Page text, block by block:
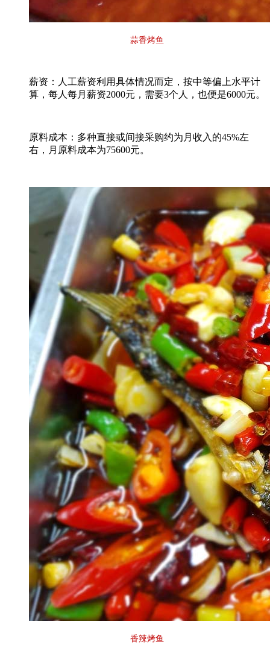
蒜香烤鱼
薪资：人工薪资利用具体情况而定，按中等偏上水平计
算，每人每月薪资2000元，需要3个人，也便是6000元。
原料成本：多种直接或间接采购约为月收入的45%左
右，月原料成本为75600元。
香辣烤鱼